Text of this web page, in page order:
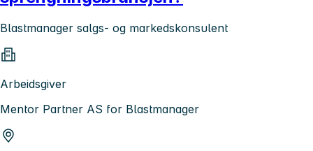
Blastmanager salgs- og markedskonsulent
Arbeidsgiver
Mentor Partner AS for Blastmanager